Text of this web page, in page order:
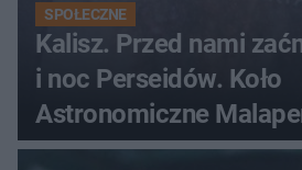
SPOŁECZNE
Kalisz. Przed nami
i noc Perseidów. Koło
Astronomiczne
na wspólne obserwacje